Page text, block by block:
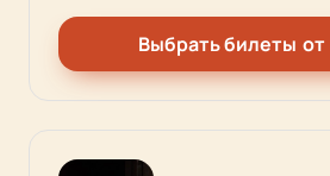
Выбрать билеты от